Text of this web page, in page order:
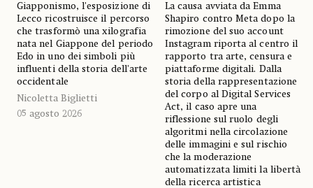
Giapponismo, l'esposizione di
Lecco ricostruisce il percorso
che trasformò una xilografia
nata nel Giappone del periodo
Edo in uno dei simboli più
influenti della storia dell'arte
occidentale
Nicoletta Biglietti
05 agosto 2026
La causa avviata da Emma
Shapiro contro Meta dopo la
rimozione del suo account
Instagram riporta al centro il
rapporto tra arte, censura e
piattaforme digitali. Dalla
storia della rappresentazione
del corpo al Digital Services
Act, il caso apre una
riflessione sul ruolo degli
algoritmi nella circolazione
delle immagini e sul rischio
che la moderazione
automatizzata limiti la libertà
della ricerca artistica